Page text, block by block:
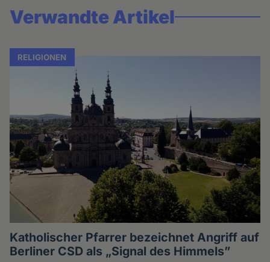
Verwandte Artikel
RELIGIONEN
Katholischer Pfarrer bezeichnet Angriff auf
Berliner CSD als „Signal des Himmels”